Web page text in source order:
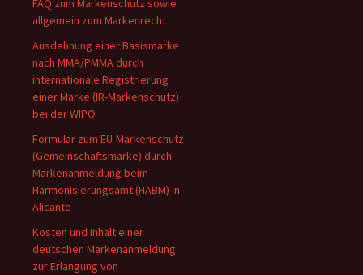
FAQ zum Markenschutz sowie
allgemein zum Markenrecht
Ausdehnung einer Basismarke
nach MMA/PMMA durch
internationale Registrierung
einer Marke (IR-Markenschutz)
bei der WIPO
Formular zum EU-Markenschutz
(Gemeinschaftsmarke) durch
Markenanmeldung beim
Harmonisierungsamt (HABM) in
Alicante
Kosten und Inhalt einer
deutschen Markenanmeldung
zur Erlangung von